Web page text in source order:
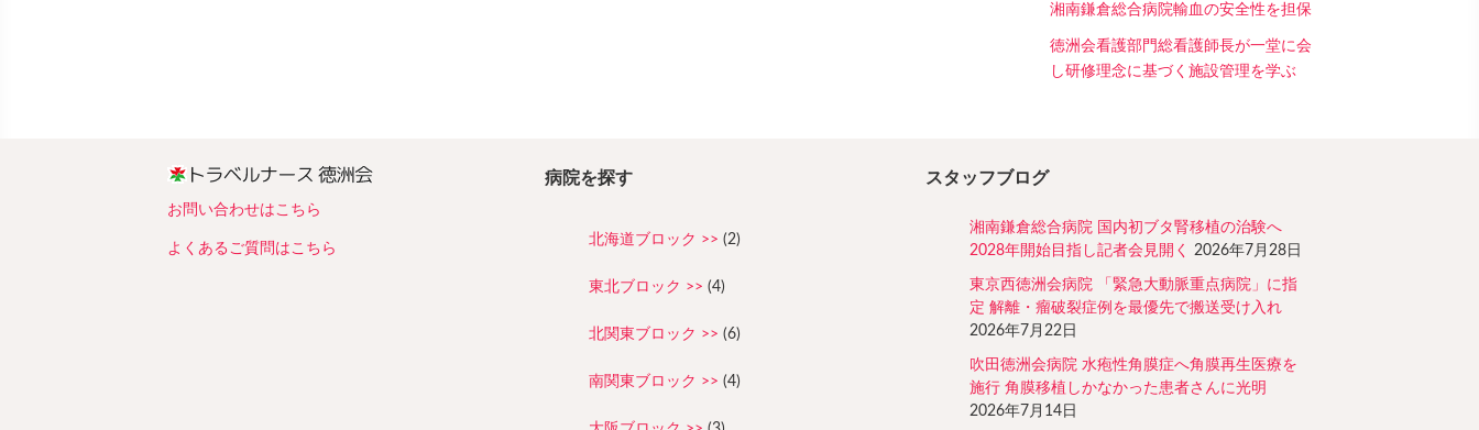
湘南鎌倉総合病院輸血の安全性を担保
徳洲会看護部門総看護師長が一堂に会
し研修理念に基づく施設管理を学ぶ
お問い合わせはこちら
よくあるご質問はこちら
病院を探す
北海道ブロック (2)
東北ブロック (4)
北関東ブロック (6)
南関東ブロック (4)
スタッフブログ
湘南鎌倉総合病院 国内初ブタ腎移植の治験へ
2028年開始目指し記者会見開く
2026年7月28日
東京西徳洲会病院 「緊急大動脈重点病院」に指
定 解離・瘤破裂症例を最優先で搬送受け入れ
2026年7月22日
吹田徳洲会病院 水疱性角膜症へ角膜再生医療を
施行 角膜移植しかなかった患者さんに光明
2026年7月14日